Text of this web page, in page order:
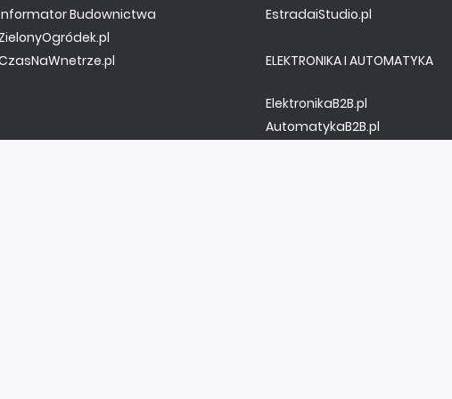
Budownictwa
ZielonyOgródek.pl
EstradaiStudio.pl
ELEKTRONIKA I AUTOMATYKA
ElektronikaB2B.pl
AutomatykaB2B.pl